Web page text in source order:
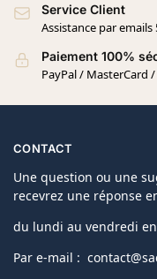
Service Client
Assistance par
Paiement 100%
PayPal / MasterCard /
CONTACT
Une question ou une
recevrez une réponse
du lundi au vendredi
Par e-mail :